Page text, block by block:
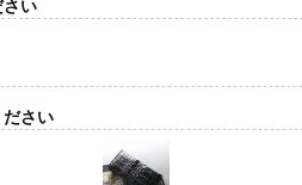
さい
さい